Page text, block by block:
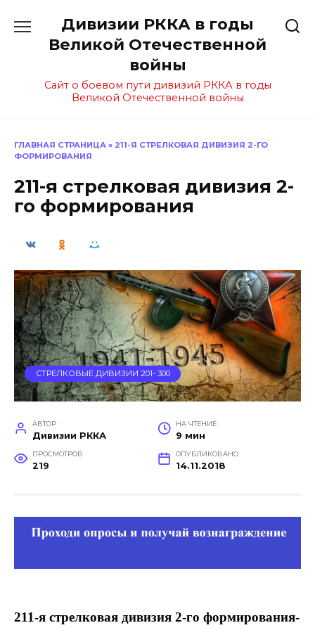
содержанию
Дивизии РККА в годы
Великой Отечественной
войны
Сайт о боевом пути дивизий РККА в годы
Великой Отечественной войны
ГЛАВНАЯ СТРАНИЦА » 211-Я СТРЕЛКОВАЯ ДИВИЗИЯ 2-ГО
ФОРМИРОВАНИЯ
211-я стрелковая дивизия 2-
го формирования
СТРЕЛКОВЫЕ ДИВИЗИИ 201- 300
АВТОР
Дивизии РККА
НА ЧТЕНИЕ
9 мин
ПРОСМОТРОВ
219
ОПУБЛИКОВАНО
14.11.2018
211-я стрелковая дивизия 2-го формирования-